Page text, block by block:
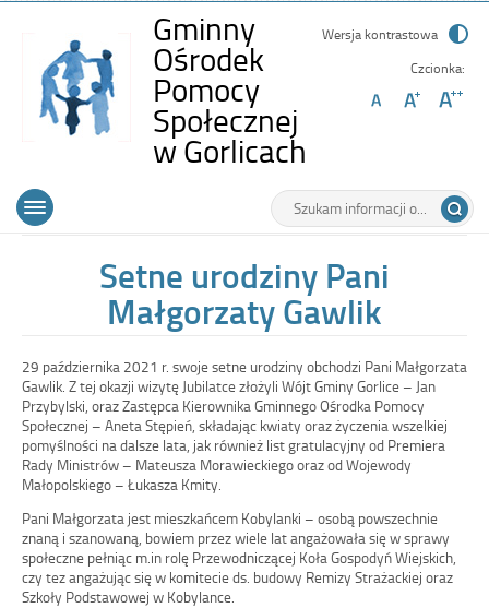
Gminny
Ośrodek
Pomocy
Społecznej
w Gorlicach
Setne
urodziny
Pani
Małgorzaty
Gawlik
Wersja kontrastowa
Czcionka:
Wyszukiwarka
Tutaj
wpisz
Górne
Otwórz
Setne urodziny Pani
Małgorzaty Gawlik
29 października 2021 r. swoje setne urodziny obchodzi Pani Małgorzata
Gawlik. Z tej okazji wizytę Jubilatce złożyli Wójt Gminy Gorlice – Jan
Przybylski, oraz Zastępca Kierownika Gminnego Ośrodka Pomocy
Społecznej – Aneta Stępień, składając kwiaty oraz życzenia wszelkiej
pomyślności na dalsze lata, jak również list gratulacyjny od Premiera
Rady Ministrów – Mateusza Morawieckiego oraz od Wojewody
Małopolskiego – Łukasza Kmity.
Pani Małgorzata jest mieszkańcem Kobylanki – osobą powszechnie
znaną i szanowaną, bowiem przez wiele lat angażowała się w sprawy
społeczne pełniąc m.in rolę Przewodniczącej Koła Gospodyń Wiejskich,
czy tez angażując się w komitecie ds. budowy Remizy Strażackiej oraz
Szkoły Podstawowej w Kobylance.